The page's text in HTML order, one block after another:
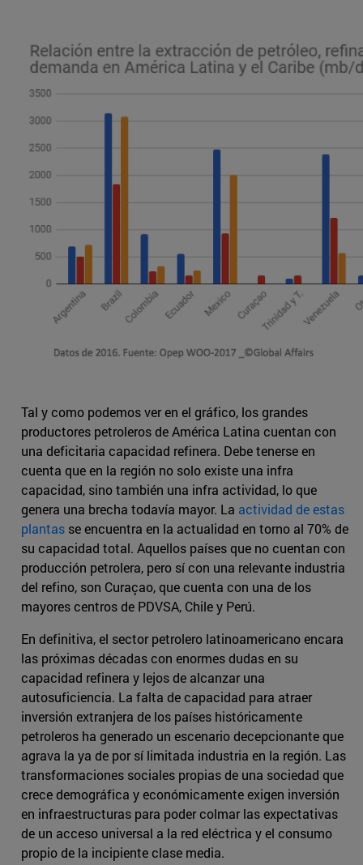
Tal y como podemos ver en el gráfico, los grandes
productores petroleros de América Latina cuentan con
una deficitaria capacidad refinera. Debe tenerse en
cuenta que en la región no solo existe una infra
capacidad, sino también una infra actividad, lo que
genera una brecha todavía mayor. La actividad de estas
plantas se encuentra en la actualidad en torno al 70% de
su capacidad total. Aquellos países que no cuentan con
producción petrolera, pero sí con una relevante industria
del refino, son Curaçao, que cuenta con una de los
mayores centros de PDVSA, Chile y Perú.
En definitiva, el sector petrolero latinoamericano encara
las próximas décadas con enormes dudas en su
capacidad refinera y lejos de alcanzar una
autosuficiencia. La falta de capacidad para atraer
inversión extranjera de los países históricamente
petroleros ha generado un escenario decepcionante que
agrava la ya de por sí limitada industria en la región. Las
transformaciones sociales propias de una sociedad que
crece demográfica y económicamente exigen inversión
en infraestructuras para poder colmar las expectativas
de un acceso universal a la red eléctrica y el consumo
propio de la incipiente clase media.